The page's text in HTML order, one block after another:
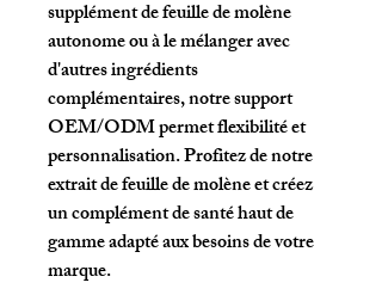
supplément de feuille de molène
autonome ou à le mélanger avec
d'autres ingrédients
complémentaires, notre support
OEM/ODM permet flexibilité et
personnalisation. Profitez de notre
extrait de feuille de molène et créez
un complément de santé haut de
gamme adapté aux besoins de votre
marque.